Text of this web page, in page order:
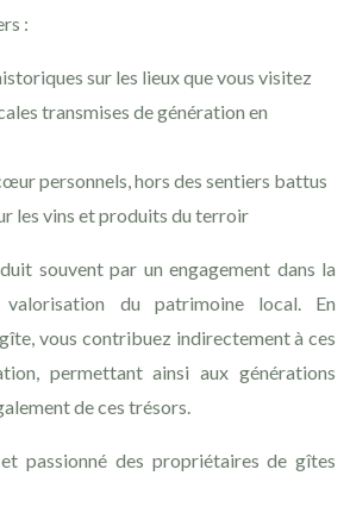
:
sur les lieux que vous visitez
transmises de génération en
personnels, hors des sentiers battus
les vins et produits du terroir
souvent par un engagement dans la
du patrimoine local. En
vous contribuez indirectement à ces
permettant ainsi aux générations
de ces trésors.
et passionné des propriétaires de gîtes